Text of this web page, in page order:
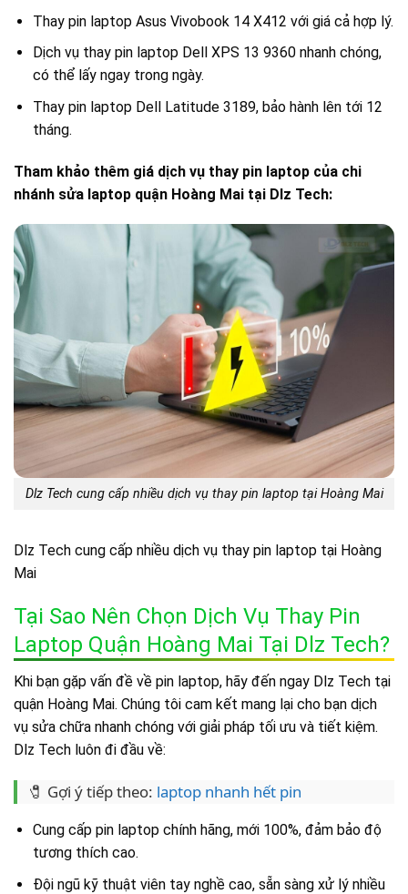
Thay pin laptop Asus Vivobook 14 X412 với giá cả hợp lý.
Dịch vụ thay pin laptop Dell XPS 13 9360 nhanh chóng,
có thể lấy ngay trong ngày.
Thay pin laptop Dell Latitude 3189, bảo hành lên tới 12
tháng.
Tham khảo thêm giá dịch vụ thay pin laptop của chi
nhánh sửa laptop quận Hoàng Mai tại Dlz Tech:
Dlz Tech cung cấp nhiều dịch vụ thay pin laptop tại Hoàng Mai
Dlz Tech cung cấp nhiều dịch vụ thay pin laptop tại Hoàng
Mai
Tại Sao Nên Chọn Dịch Vụ Thay Pin
Laptop Quận Hoàng Mai Tại Dlz Tech?
Khi bạn gặp vấn đề về pin laptop, hãy đến ngay Dlz Tech tại
quận Hoàng Mai. Chúng tôi cam kết mang lại cho bạn dịch
vụ sửa chữa nhanh chóng với giải pháp tối ưu và tiết kiệm.
Dlz Tech luôn đi đầu về:
🧷 Gợi ý tiếp theo: laptop nhanh hết pin
Cung cấp pin laptop chính hãng, mới 100%, đảm bảo độ
tương thích cao.
Đội ngũ kỹ thuật viên tay nghề cao, sẵn sàng xử lý nhiều